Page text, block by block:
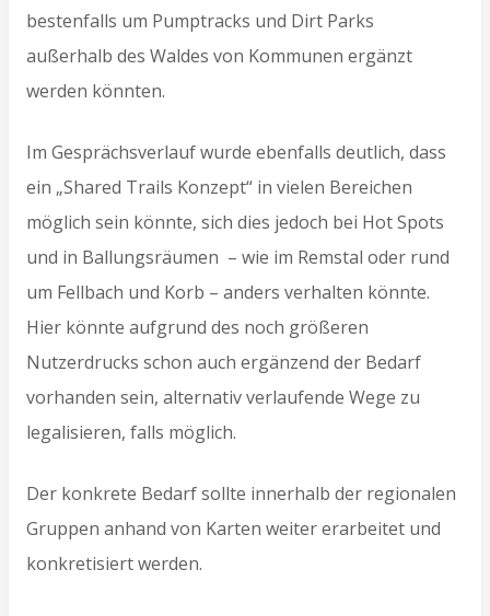
bestenfalls um Pumptracks und Dirt Parks
außerhalb des Waldes von Kommunen ergänzt
werden könnten.
Im Gesprächsverlauf wurde ebenfalls deutlich, dass
ein „Shared Trails Konzept“ in vielen Bereichen
möglich sein könnte, sich dies jedoch bei Hot Spots
und in Ballungsräumen – wie im Remstal oder rund
um Fellbach und Korb – anders verhalten könnte.
Hier könnte aufgrund des noch größeren
Nutzerdrucks schon auch ergänzend der Bedarf
vorhanden sein, alternativ verlaufende Wege zu
legalisieren, falls möglich.
Der konkrete Bedarf sollte innerhalb der regionalen
Gruppen anhand von Karten weiter erarbeitet und
konkretisiert werden.